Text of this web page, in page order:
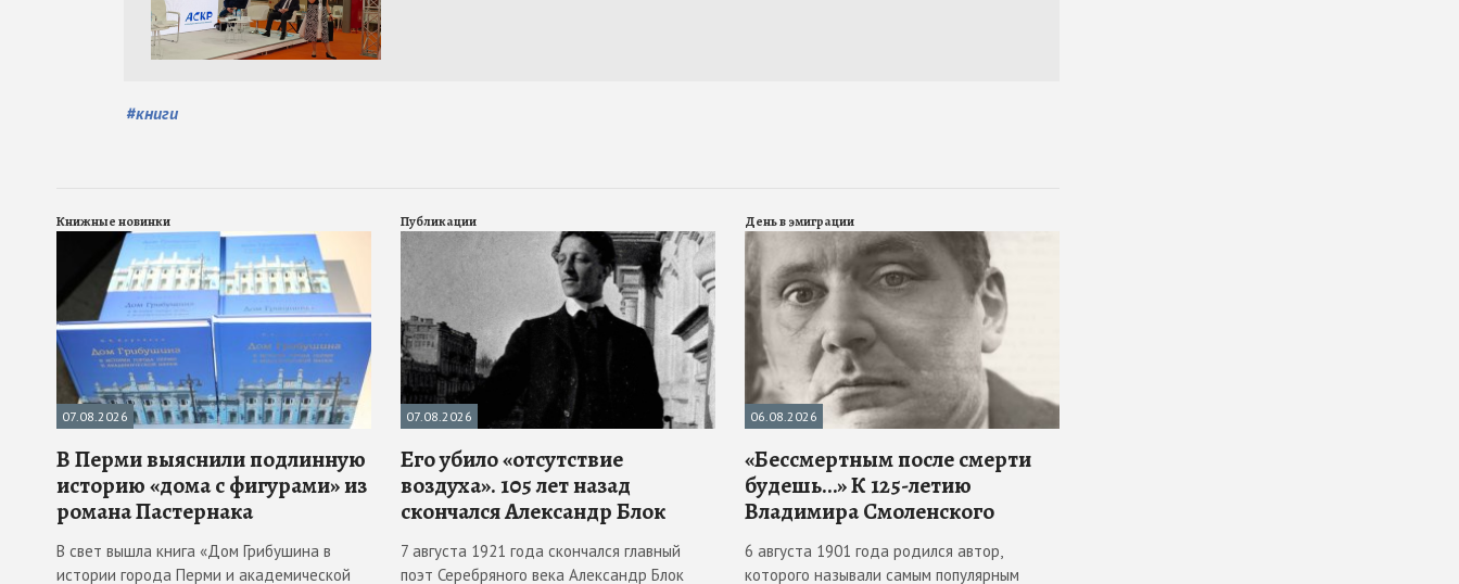
#книги
Книжные новинки
07.08.2026
В Перми выяснили подлинную
историю «дома с фигурами» из
романа Пастернака
В свет вышла книга «Дом Грибушина в
истории города Перми и академической
Публикации
07.08.2026
Его убило «отсутствие
воздуха». 105 лет назад
скончался Александр Блок
7 августа 1921 года скончался главный
поэт Серебряного века Александр Блок
День в эмиграции
06.08.2026
«Бессмертным после смерти
будешь…» К 125-летию
Владимира Смоленского
6 августа 1901 года родился автор,
которого называли самым популярным